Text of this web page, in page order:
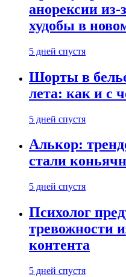
анорексии из-
худобы в
5 дней спустя
Шорты в
лета: как и с
5 дней спустя
Алькор:
стали
5 дней спустя
Психолог
тревожности
контента
5 дней спустя